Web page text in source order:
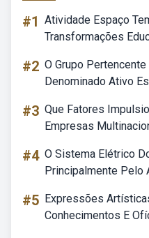
#1 Atividade Espaço
Transformações
#2 O Grupo
Denominado Ativo
#3 Que Fatores
Empresas
#4 O Sistema Elétrico
Principalmente Pelo
#5 Expressões
Conhecimentos E